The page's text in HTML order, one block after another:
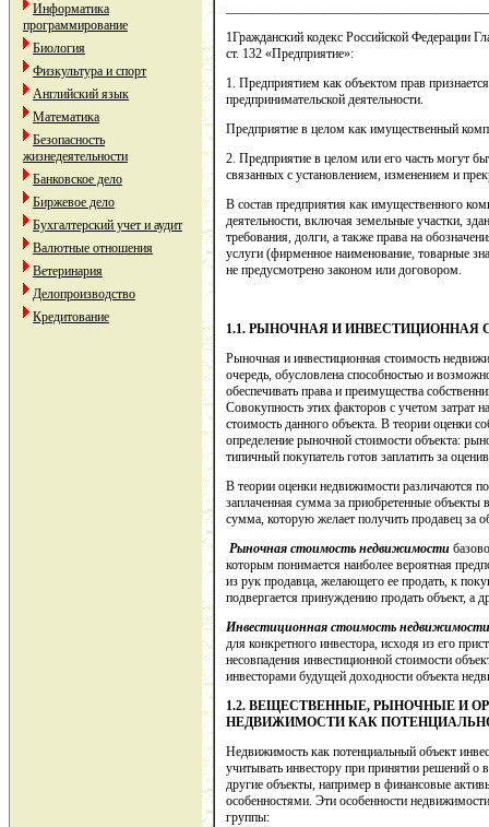
Информатика
программирование
Биология
Физкультура и спорт
Английский язык
Математика
Безопасность
жизнедеятельности
Банковское дело
Биржевое дело
Бухгалтерский учет и аудит
Валютные отношения
Ветеринария
Делопроизводство
Кредитование
1Гражданский кодекс Российской Федерации
ст. 132 «Предприятие»:
1. Предприятием как объектом прав
предпринимательской деятельности.
Предприятие в целом как имущественный
2. Предприятие в целом или его часть могут
связанных с установлением, изменением и
В состав предприятия как имущественного
деятельности, включая земельные участки,
требования, долги, а также права на
услуги (фирменное наименование, товарные
не предусмотрено законом или договором.
1.1. РЫНОЧНАЯ И
Рыночная и инвестиционная стоимость
очередь, обусловлена способностью и
обеспечивать права и преимущества
Совокупность этих факторов с учетом затрат
стоимость данного объекта. В теории оценки
определение рыночной стоимости объекта:
типичный покупатель готов заплатить за
В теории оценки недвижимости различаются
заплаченная сумма за приобретенные
сумма, которую желает получить продавец за
Рыночная стоимость недвижимости
которым понимается наиболее вероятная
из рук продавца, желающего ее продать, к
подвергается принуждению продать объект, а
Инвестиционная стоимость
для конкретного инвестора, исходя из его
несовпадения инвестиционной стоимости
инвесторами будущей доходности объекта
1.2. ВЕЩЕСТВЕННЫЕ, РЫНОЧНЫЕ И
НЕДВИЖИМОСТИ КАК
Недвижимость как потенциальный объект
учитывать инвестору при принятии решений
другие объекты, например в финансовые
особенностями. Эти особенности
группы: